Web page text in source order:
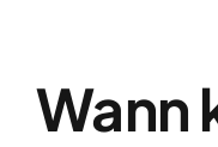
Wann